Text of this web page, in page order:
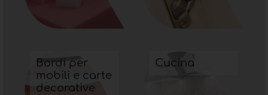
Bordi per
mobili e carte
decorative
Cucina